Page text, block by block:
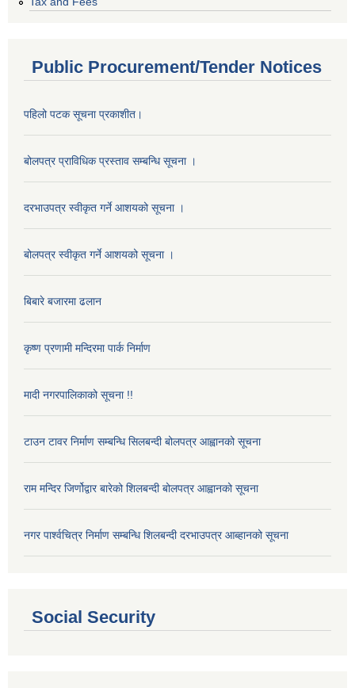
Public Procurement/Tender Notices
पहिलो पटक सूचना प्रकाशीत।
बोलपत्र प्राविधिक प्रस्ताव सम्बन्धि सूचना ।
दरभाउपत्र स्वीकृत गर्ने आशयको सूचना ।
बोलपत्र स्वीकृत गर्ने आशयको सूचना ।
बिबारे बजारमा ढलान
कृष्ण प्रणामी मन्दिरमा पार्क निर्माण
मादी नगरपालिकाको सूचना !!
टाउन टावर निर्माण सम्बन्धि सिलबन्दी बोलपत्र आह्वानको सूचना
राम मन्दिर जिर्णोद्वार बारेको शिलबन्दी बोलपत्र आह्वानको सूचना
नगर पार्श्वचित्र निर्माण सम्बन्धि शिलबन्दी दरभाउपत्र आब्हानको सूचना
Social Security